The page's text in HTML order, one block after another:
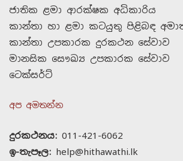
ජාතික ළමා ආරක්ෂක අධිකාරිය
කාන්තා හා ළමා කටයුතු පිළිබඳ
කාන්තා උපකාරක දුරකථන සේවාව
මානසික සෞඛ්‍ය උපකාරක සේවාව
ටෙක්සර්ට්
අප අමතන්න
දුරකථනය: 011-421-6062
ඉ-තැපෑල: help@hithawathi.lk